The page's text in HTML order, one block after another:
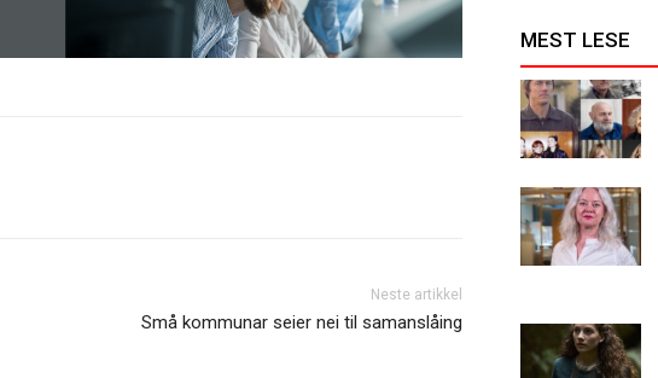
Neste artikkel
Små kommunar seier nei til samanslåing
MEST LESE